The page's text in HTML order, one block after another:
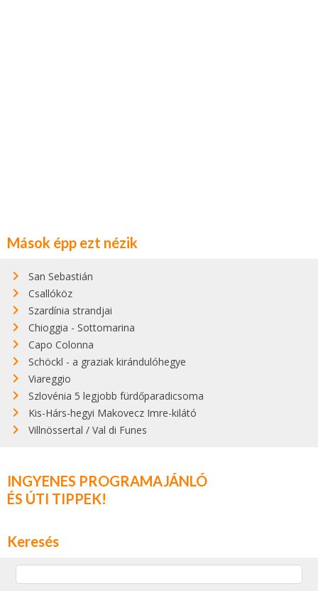
Mások épp ezt nézik
San Sebastián
Csallóköz
Szardínia strandjai
Chioggia - Sottomarina
Capo Colonna
Schöckl - a graziak kirándulóhegye
Viareggio
Szlovénia 5 legjobb fürdőparadicsoma
Kis-Hárs-hegyi Makovecz Imre-kilátó
Villnössertal / Val di Funes
INGYENES PROGRAMAJÁNLÓ
ÉS ÚTI TIPPEK!
Keresés